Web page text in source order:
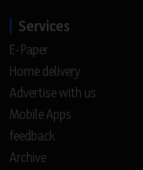
Services
E-Paper
Home delivery
Advertise with us
Mobile Apps
feedback
Archive